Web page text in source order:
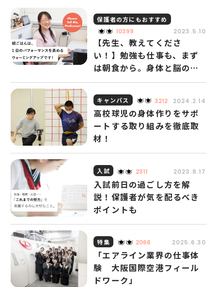
保護者の方にもおすすめ
10399
2023.5.10
【先生、教えてくださ
い！】勉強も仕事も、まず
は朝食から。身体と脳のコ
ンディションを整えるため
に大切なこと。
キャンパス 3212 2024.2.14
高校球児の身体作りをサポ
ートする取り組みを徹底取
材！
入試 2311 2023.8.17
入試前日の過ごし方を解
説！保護者が気を配るべき
ポイントも
特集 2066 2025.6.30
「エアライン業界の仕事体
験 大阪国際空港フィール
ドワーク」